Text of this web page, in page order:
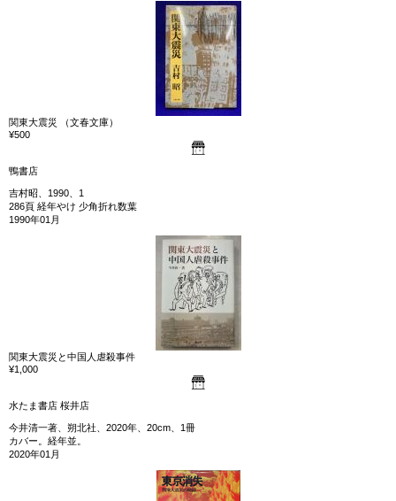
関東大震災 （文春文庫）
¥500
鴨書店
吉村昭、1990、1
286頁 経年やけ 少角折れ数葉
1990年01月
関東大震災と中国人虐殺事件
¥1,000
水たま書店 桜井店
今井清一著、朔北社、2020年、20cm、1冊
カバー。経年並。
2020年01月